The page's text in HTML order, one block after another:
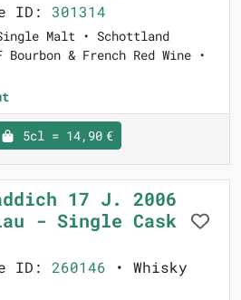
ID: 301314
Malt • Schottland
& French Red Wine •
5cl = 14,90 €
17 J. 2006
- Single Cask
ID: 260146 • Whisky